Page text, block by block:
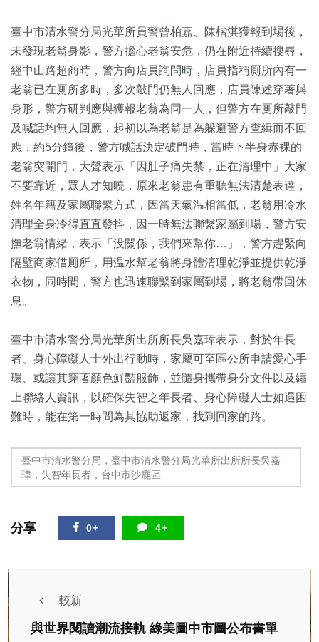
臺中市清水警分局光華所員警曾柏嘉、陳楷淇獲報到場後，
未發現老翁身影，警方擔心老翁安危，仍在附近持續搜尋，
經中山路超商時，警方向店員詢問時，店員指稱厠所內有一
老翁已在厠所多時，多次敲門仍無人回應，店員陳述穿著與
身形，警方研判應與獲報老翁為同一人，但警方在厠所敲門
及喊話均無人回應，起初以為老翁是為躲避警方查緝而不回
應，約5分鐘後，警方喊話決定破門時，當時下半身赤裸的
老翁突開門，大聲表示「因肚子痛失禁，正在清理中」大家
不要靠近，眾人才知曉，原來老翁患有重聽無法清楚表達，
姓名年籍及家屬聯繫方式，因當天氣温相當低，老翁用冷水
清理全身冷得直直發抖，因一時無法聯繫家屬到場，警方安
撫老翁情緒，表示「没關係，我們來幫你…」，警方趕緊向
隔壁商家借厠所，用温水幫老翁將身體清理乾淨並提供乾淨
衣物，同時間，警方也迅速聯繫到家屬到場，將老翁帶回休
息。
臺中市清水警分局光華所出所所長吳嘉瑋表示，對於年長
者、身心障礙人士外出行動時，家屬可至區公所申請愛心手
環、或讓其穿著顏色鮮豔服飾，並隨身攜帶身分文件以及繡
上聯絡人資訊，以確保失智之年長者、身心障礙人士如遇困
難時，能在第一時間為其協助返家，找到回家的路。
臺中市清水警分局，臺中市清水警分局光華所出所所長吳嘉
瑋，失智年長者，台中市沙鹿區
分享 0+ 4+
較新
與世界閱讀潮流接軌 綠美圖中市圖公布書單